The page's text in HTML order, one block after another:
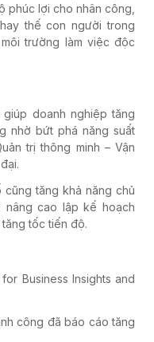
phúc lợi cho nhân công,
thế con người trong
trường làm việc độc
doanh nghiệp tăng
nhờ bứt phá năng suất
trị thông minh – Vận
tăng khả năng chủ
cao lập kế hoạch
tốc tiến độ.
Business Insights and
công đã báo cáo tăng